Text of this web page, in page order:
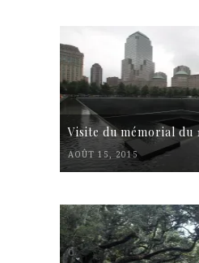
Visite du mémorial du
AOÛT 15, 2015